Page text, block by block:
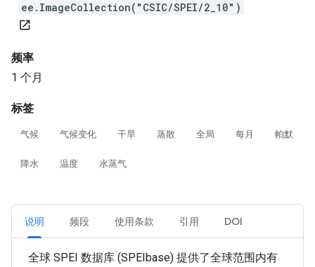
ee.ImageCollection("CSIC/SPEI/2_10")
open_in_new
频率
1 个月
标签
气候 气候变化 干旱 蒸散 全局 每月 帕默
降水 温度 水蒸气
说明 频段 使用条款 引用 DOI
全球 SPEI 数据库 (SPEIbase) 提供了全球范围内有